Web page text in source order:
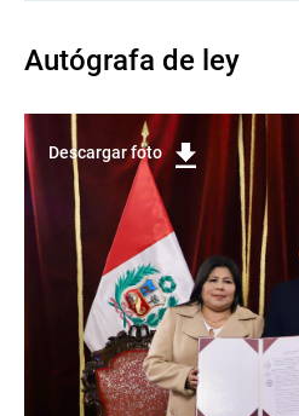
Autógrafa de ley
Descargar foto